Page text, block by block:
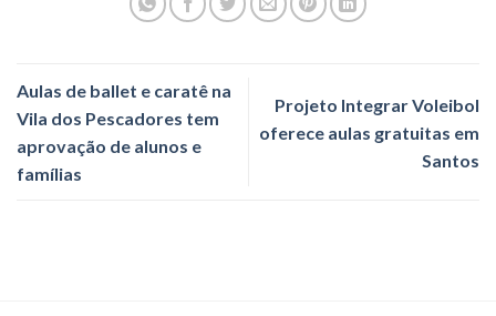
Aulas de ballet e caratê na
Vila dos Pescadores tem
aprovação de alunos e
famílias
Projeto Integrar Voleibol
oferece aulas gratuitas em
Santos